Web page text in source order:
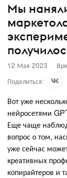
Мы
12 Мая 2023
Поделиться:
Вот уже
нейросетями
Еще чаще
вопрос о том,
уже сейчас
креативных
копирайтеров и